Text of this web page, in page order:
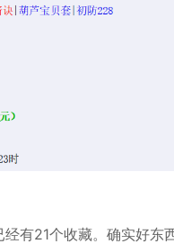
有21个收藏。确实好